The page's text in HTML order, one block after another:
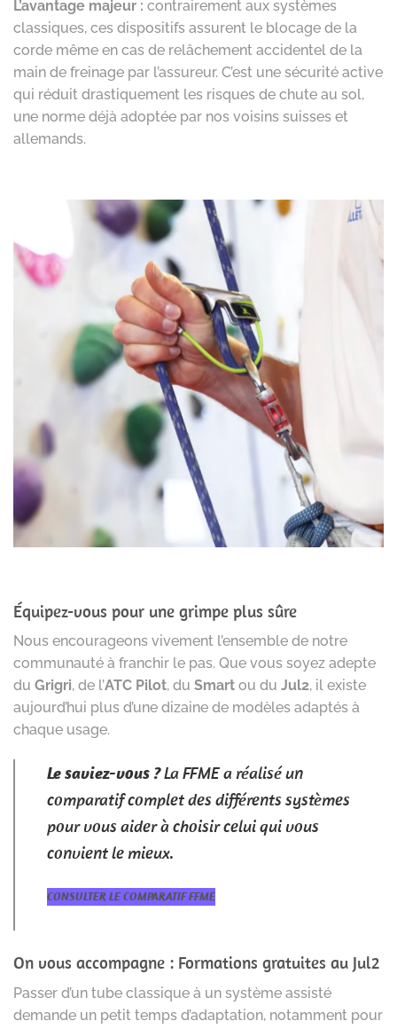
L’avantage majeur : contrairement aux systèmes
classiques, ces dispositifs assurent le blocage de la
corde même en cas de relâchement accidentel de la
main de freinage par l’assureur. C’est une sécurité active
qui réduit drastiquement les risques de chute au sol,
une norme déjà adoptée par nos voisins suisses et
allemands.
Équipez-vous pour une grimpe plus sûre
Nous encourageons vivement l’ensemble de notre
communauté à franchir le pas. Que vous soyez adepte
du Grigri, de l’ATC Pilot, du Smart ou du Jul2, il existe
aujourd’hui plus d’une dizaine de modèles adaptés à
chaque usage.
Le saviez-vous ?La FFME a réalisé un
comparatif complet des différents systèmes
pour vous aider à choisir celui qui vous
convient le mieux.
CONSULTER LE COMPARATIF FFME
On vous accompagne : Formations gratuites au Jul2
Passer d’un tube classique à un système assisté
demande un petit temps d’adaptation, notamment pour